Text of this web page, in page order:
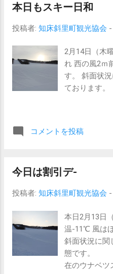
別テストが行
い。 合わせて
日）はロッチ
で、貴重品等
は各自お車
理解・ご協力
本日もスキー日和
投稿者: 知床斜里町観光協会 -
2月14日（木
れ 西の風2ｍ
す。 斜面状
ております
8
校・峰浜小学
コメントを投稿
今日は割引デ-
投稿者: 知床斜里町観光協会 -
本日2月13日
温-11℃ 風は
斜面状況に
態
在のウナベツ